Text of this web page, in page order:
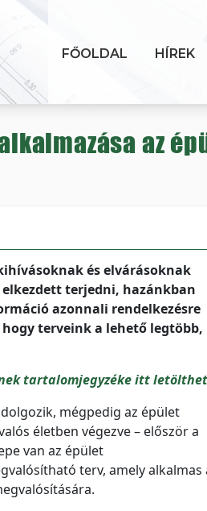
FŐOLDAL HÍREK
az
és elvárásoknak
elkezdett terjedni, hazánkban
azonnali rendelkezésre
terveink a lehető legtöbb,
tartalomjegyzéke itt
mégpedig az épület
életben végezve – először a
van az épület
terv, amely alkalmas